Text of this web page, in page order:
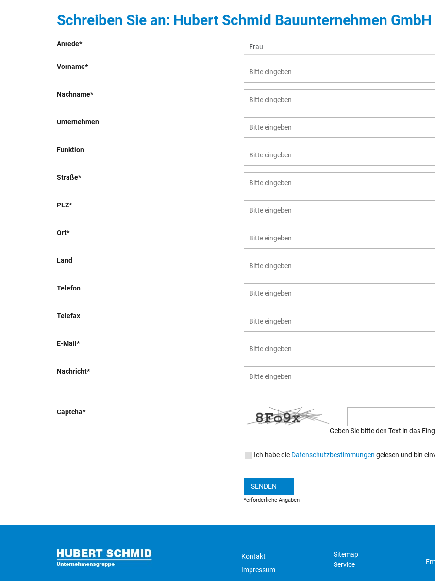
Schreiben Sie an: Hubert Schmid Bauunternehmen GmbH
Anrede*
Vorname*
Nachname*
Unternehmen
Funktion
Straße*
PLZ*
Ort*
Land
Telefon
Telefax
E-Mail*
Nachricht*
Captcha*
Geben Sie bitte den Text in das
Ich habe die Datenschutzbestimmungen gelesen und bin
SENDEN
*erforderliche Angaben
Kontakt
Impressum
Sitemap
Service